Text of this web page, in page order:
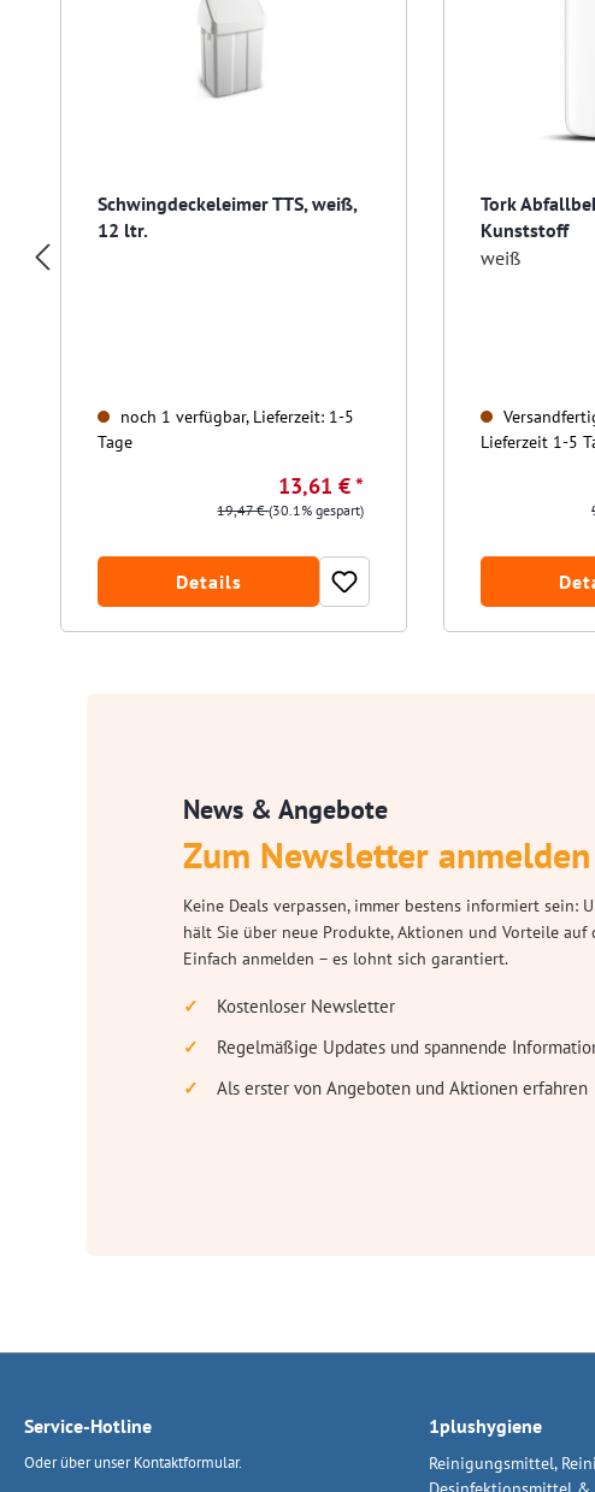
Schwingdeckeleimer TTS, weiß,
12 ltr.
noch 1 verfügbar, Lieferzeit: 1-5
Tage
13,61 € *
19,47 €(30.1% gespart)
Details
Tork
Kunststoff
weiß
Lieferzeit 1-5
News & Angebote
Zum Newsletter anmelden
Keine Deals verpassen, immer bestens informiert sein:
hält Sie über neue Produkte, Aktionen und Vorteile auf
Einfach anmelden – es lohnt sich garantiert.
Kostenloser Newsletter
Regelmäßige Updates und spannende
Als erster von Angeboten und Aktionen erfahren
Service-Hotline
Oder über unserKontaktformular.
1plushygiene
Reinigungsmittel,